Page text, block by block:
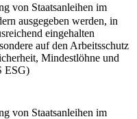
von Staatsanleihen im
ausgegeben werden, in
eingehalten
auf den Arbeitsschutz
Mindestlöhne und
ESG)
von Staatsanleihen im